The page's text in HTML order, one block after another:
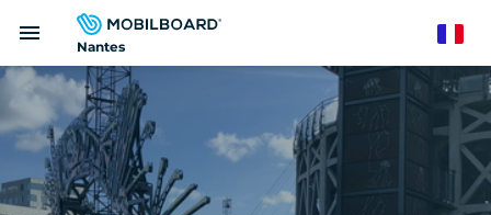
principal
Nantes
menu